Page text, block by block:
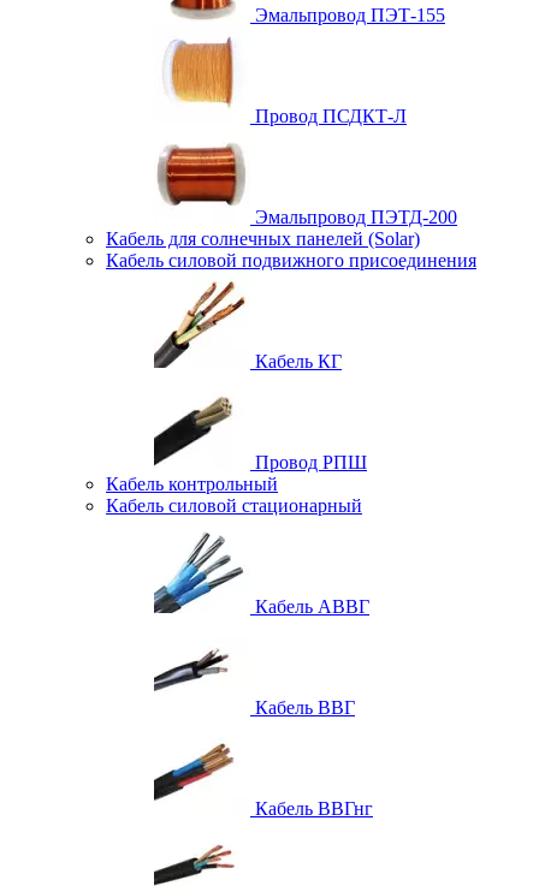
Эмальпровод ПЭТ-155
Провод ПСДКТ-Л
Эмальпровод ПЭТД-200
Кабель для солнечных панелей (Solar)
Кабель силовой подвижного присоединения
Кабель КГ
Провод РПШ
Кабель контрольный
Кабель силовой стационарный
Кабель АВВГ
Кабель ВВГ
Кабель ВВГнг